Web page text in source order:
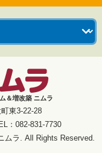
＆増改築 ニムラ
東3-22-28
：082-831-7730
ラ. All Rights Reserved.